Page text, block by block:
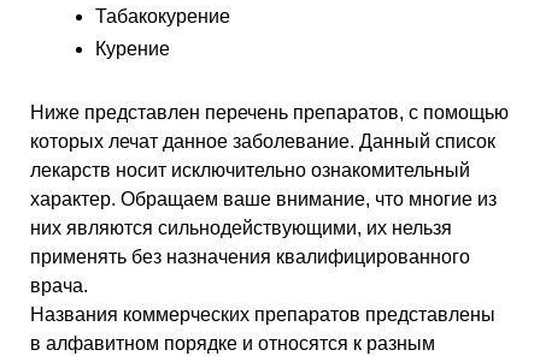
Табакокурение
Курение
Ниже представлен перечень препаратов, с помощью
которых лечат данное заболевание. Данный список
лекарств носит исключительно ознакомительный
характер. Обращаем ваше внимание, что многие из
них являются сильнодействующими, их нельзя
применять без назначения квалифицированного
врача.
Названия коммерческих препаратов представлены
в алфавитном порядке и относятся к разным